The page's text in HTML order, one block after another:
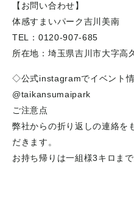
【お問い合わせ】
体感すまいパーク吉川美南
TEL：0120-907-685
所在地：埼玉県吉川市大字高
◇公式instagramでイベント
@taikansumaipark
ご注意点
弊社からの折り返しの連絡を
だきます。
お持ち帰りは一組様3キロま